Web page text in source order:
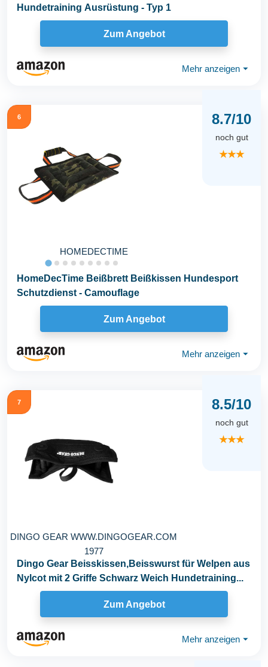
Hundetraining Ausrüstung - Typ 1
Zum Angebot
Mehr anzeigen ⏷
6
HOMEDECTIME
8.7/10
noch gut
★★★
HomeDecTime Beißbrett Beißkissen Hundesport
Schutzdienst - Camouflage
Zum Angebot
Mehr anzeigen ⏷
7
DINGO GEAR WWW.DINGOGEAR.COM
1977
8.5/10
noch gut
★★★
Dingo Gear Beisskissen,Beisswurst für Welpen aus
Nylcot mit 2 Griffe Schwarz Weich Hundetraining...
Zum Angebot
Mehr anzeigen ⏷